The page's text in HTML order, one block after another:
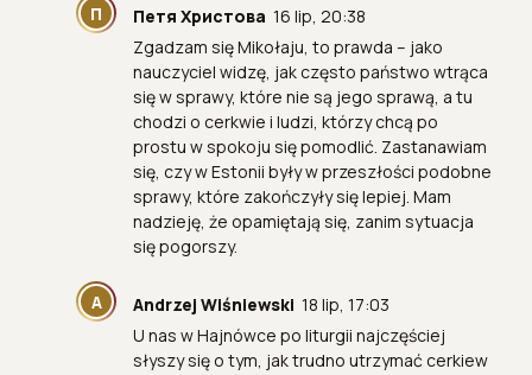
П Петя Христова 16 lip, 20:38
Zgadzam się Mikołaju, to prawda – jako
nauczyciel widzę, jak często państwo wtrąca
się w sprawy, które nie są jego sprawą, a tu
chodzi o cerkwie i ludzi, którzy chcą po
prostu w spokoju się pomodlić. Zastanawiam
się, czy w Estonii były w przeszłości podobne
sprawy, które zakończyły się lepiej. Mam
nadzieję, że opamiętają się, zanim sytuacja
się pogorszy.
A Andrzej Wiśniewski 18 lip, 17:03
U nas w Hajnówce po liturgii najczęściej
słyszy się o tym, jak trudno utrzymać cerkiew